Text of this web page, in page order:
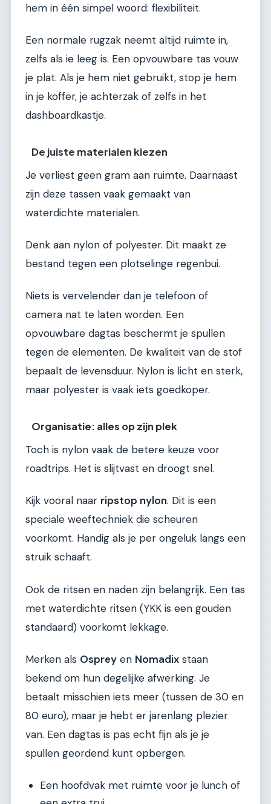
hem in één simpel woord: flexibiliteit.
Een normale rugzak neemt altijd ruimte in,
zelfs als ie leeg is. Een opvouwbare tas vouw
je plat. Als je hem niet gebruikt, stop je hem
in je koffer, je achterzak of zelfs in het
dashboardkastje.
De juiste materialen kiezen
Je verliest geen gram aan ruimte. Daarnaast
zijn deze tassen vaak gemaakt van
waterdichte materialen.
Denk aan nylon of polyester. Dit maakt ze
bestand tegen een plotselinge regenbui.
Niets is vervelender dan je telefoon of
camera nat te laten worden. Een
opvouwbare dagtas beschermt je spullen
tegen de elementen. De kwaliteit van de stof
bepaalt de levensduur. Nylon is licht en sterk,
maar polyester is vaak iets goedkoper.
Organisatie: alles op zijn plek
Toch is nylon vaak de betere keuze voor
roadtrips. Het is slijtvast en droogt snel.
Kijk vooral naar ripstop nylon. Dit is een
speciale weeftechniek die scheuren
voorkomt. Handig als je per ongeluk langs een
struik schaaft.
Ook de ritsen en naden zijn belangrijk. Een tas
met waterdichte ritsen (YKK is een gouden
standaard) voorkomt lekkage.
Merken als Osprey en Nomadix staan
bekend om hun degelijke afwerking. Je
betaalt misschien iets meer (tussen de 30 en
80 euro), maar je hebt er jarenlang plezier
van. Een dagtas is pas echt fijn als je je
spullen geordend kunt opbergen.
Een hoofdvak met ruimte voor je lunch of